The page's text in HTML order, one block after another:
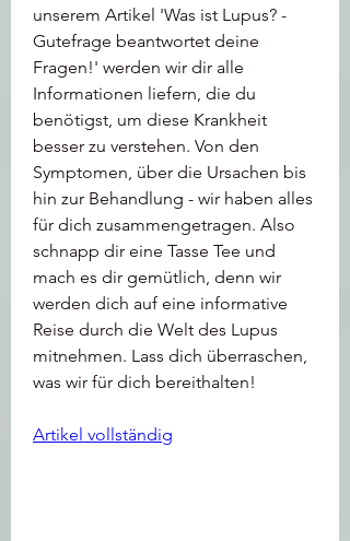
unserem Artikel 'Was ist Lupus? -
Gutefrage beantwortet deine
Fragen!' werden wir dir alle
Informationen liefern, die du
benötigst, um diese Krankheit
besser zu verstehen. Von den
Symptomen, über die Ursachen bis
hin zur Behandlung - wir haben alles
für dich zusammengetragen. Also
schnapp dir eine Tasse Tee und
mach es dir gemütlich, denn wir
werden dich auf eine informative
Reise durch die Welt des Lupus
mitnehmen. Lass dich überraschen,
was wir für dich bereithalten!
Artikel vollständig